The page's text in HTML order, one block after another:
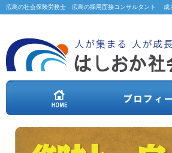
広島の社会保険労務士 広島の採用面接コンサルタント 成